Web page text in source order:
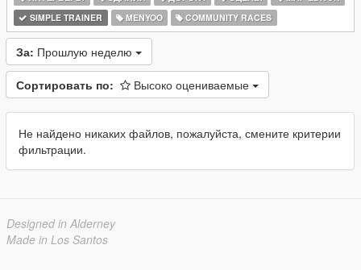
SIMPLE TRAINER
MENYOO COMMUNITY RACES
За: Прошлую неделю
Сортировать по: Высоко оцениваемые
Не найдено никаких файлов, пожалуйста, смените критерии
фильтрации.
Designed in Alderney
Made in Los Santos